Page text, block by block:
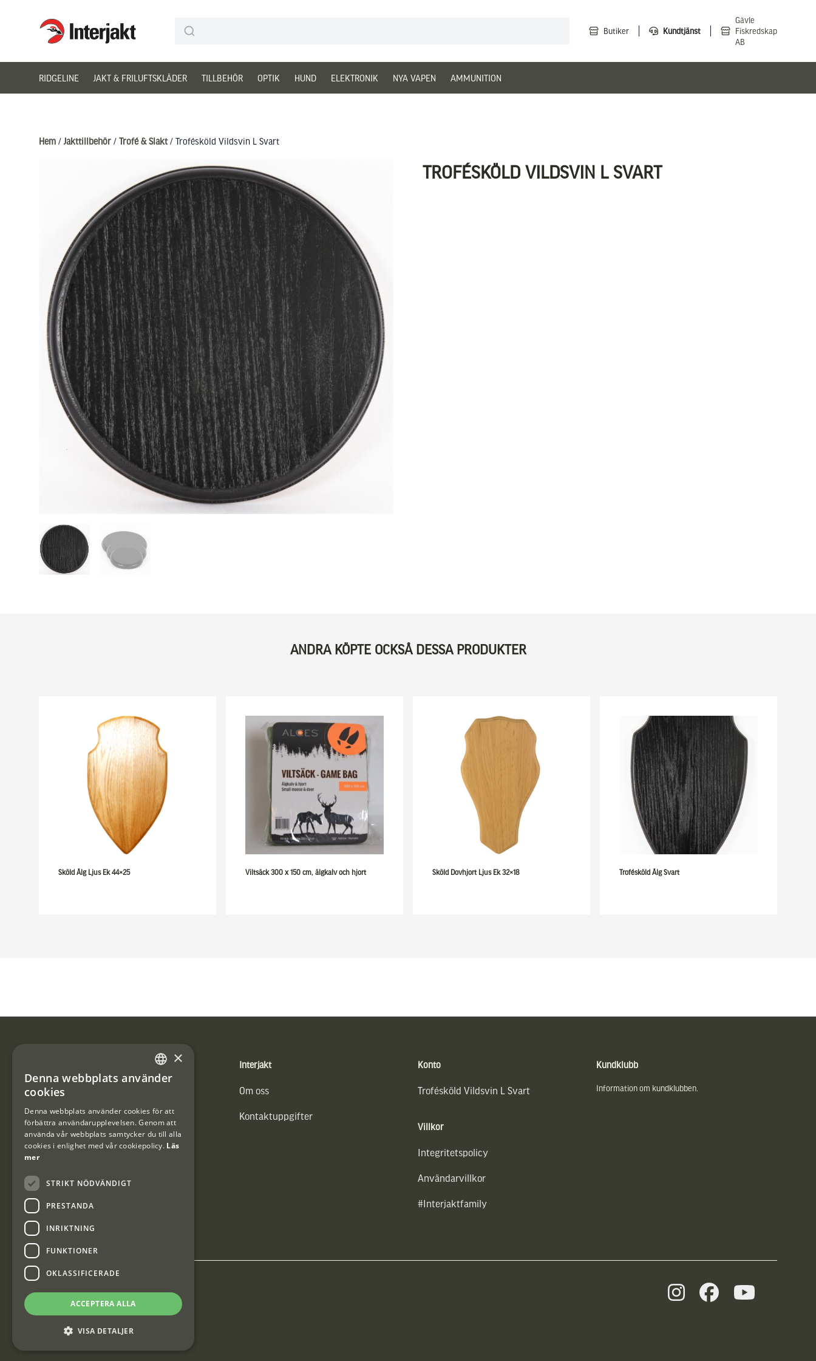
Interjakt SE Butiker Kundtjänst
Gävle
Fiskredskap
AB
RIDGELINE JAKT & FRILUFTSKLÄDER TILLBEHÖR OPTIK HUND ELEKTRONIK NYA VAPEN AMMUNITION
Hem / Jakttillbehör / Trofé & Slakt/ Trofésköld Vildsvin L Svart
TROFÉSKÖLD VILDSVIN L SVART
ANDRA KÖPTE OCKSÅ DESSA PRODUKTER
Sköld Älg Ljus Ek 44×25 Viltsäck 300 x 150 cm, älgkalv och hjort Sköld Dovhjort Ljus Ek 32×18 Trofésköld Älg Svart
Vännäs Friluftbyxa
Interjakt
Om oss
Kontaktuppgifter
Konto
Trofésköld Vildsvin L Svart
Villkor
Integritetspolicy
Användarvillkor
#Interjaktfamily
Kundklubb
Information om kundklubben.
Interjakt Sweden AB, Årjäng
Org: 553222-3915
SWEDISH
×
Denna webbplats använder
cookies
Denna webbplats använder cookies för att
förbättra användarupplevelsen. Genom att
använda vår webbplats samtycker du till alla
cookies i enlighet med vår cookiepolicy. Läs
mer
STRIKT NÖDVÄNDIGT
PRESTANDA
INRIKTNING
FUNKTIONER
OKLASSIFICERADE
ACCEPTERA ALLA
VISA DETALJER